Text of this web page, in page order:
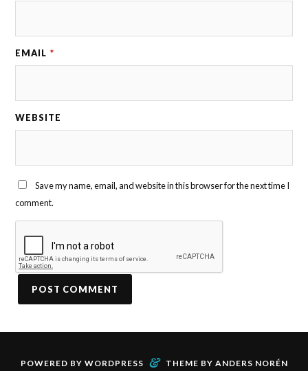
EMAIL *
WEBSITE
Save my name, email, and website in this browser for the next time I
comment.
POWERED BY WORDPRESS & THEME BY ANDERS NORÉN